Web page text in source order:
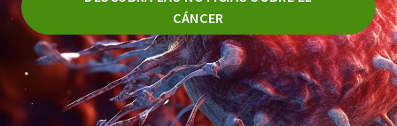
CÁNCER